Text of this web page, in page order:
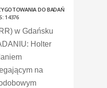
DO BADAŃ
14376
w Gdańsku
Holter
na